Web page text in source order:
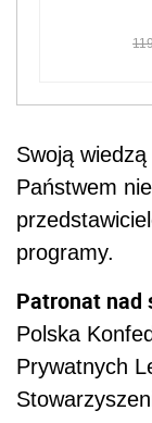
Swoją
Państwem
programy.
Patronat nad
Polska
Prywatnych